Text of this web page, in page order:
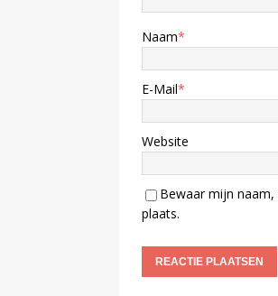
Naam*
E-Mail*
Website
Bewaar mijn
plaats.